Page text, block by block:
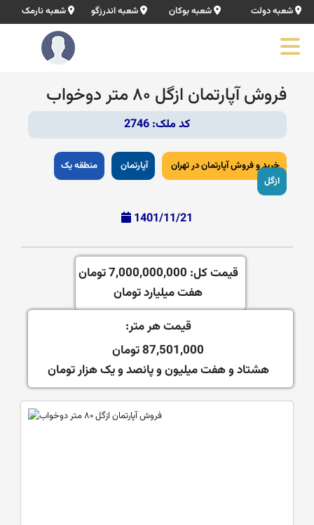
شعبه دولت شعبه بوکان شعبه اندرزگو شعبه نارمک
فروش آپارتمان ازگل ۸۰ متر دوخواب
کد ملک: 2746
خرید و فروش آپارتمان در تهران آپارتمان
منطقه یک
ازگل
1401/11/21
قیمت کل: 7,000,000,000 تومان
هفت میلیارد تومان
قیمت هر متر:
87,501,000 تومان
هشتاد و هفت میلیون و پانصد و یک هزار تومان